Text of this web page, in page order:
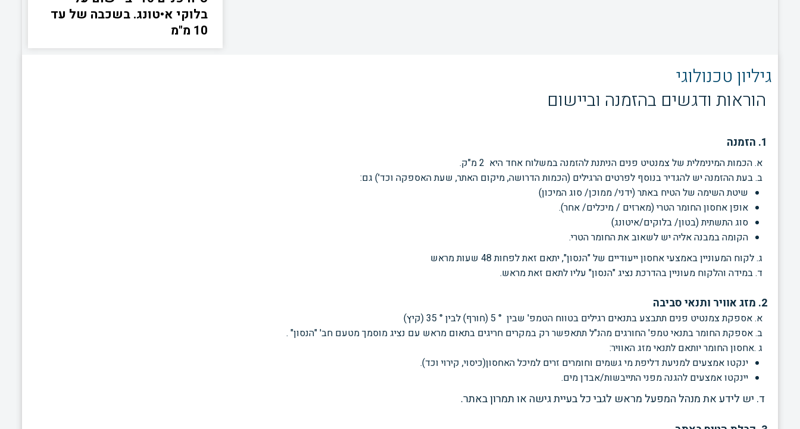
בלוקי א•טונג. בשכבה של עד
10 מ"מ
גיליון טכנולוגי
הוראות ודגשים בהזמנה וביישום
א. הכמות המינימלית של צמנטיט פנים הניתנת להזמנה במשלוח אחד היא 2 מ"ק.
ב. בעת ההזמנה יש להגדיר בנוסף לפרטים הרגילים (הכמות הדרושה, מיקום האתר, שעת האספקה וכד') גם:
שיטת השימה של הטיח באתר(ידני/ ממוכן/ סוג המיכון)
אופן אחסון החומר הטרי (מארזים / מיכלים/ אחר).
סוג התשתית (בטון/ בלוקים/איטונג)
הקומה במבנה אליה יש לשאוב את החומר הטרי.
ג. לקוח המעוניין באמצעי אחסון ייעודיים של "הנסון", יתאם זאת לפחות 48 שעות מראש
ד. במידה והלקוח מעוניין בהדרכת נציג "הנסון" עליו לתאם זאת מראש.
א. אספקת צמנטיט פנים תתבצע בתנאים רגילים בטווח הטמפ' שבין ° 5 (חורף) לבין ° 35 (קיץ)
ב. אספקת החומר בתנאי טמפ' החורגים מהנ"ל תתאפשר רק במקרים חריגים בתאום מראש עם נציג מוסמך מטעם חב' "הנסון" .
ג .אחסון החומר יותאם לתנאי מזג האוויר:
ינקטו אמצעים למניעת דליפת מי גשמים וחומרים זרים למיכל האחסון(כיסוי, קירוי וכד).
יינקטו אמצעים להגנה מפני התייבשות/אבדן מים.
ד. יש לידע את מנהל המפעל מראש לגבי כל בעיית גישה או תמרון באתר.